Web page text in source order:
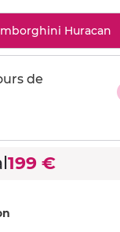
Huracan
de
199 €